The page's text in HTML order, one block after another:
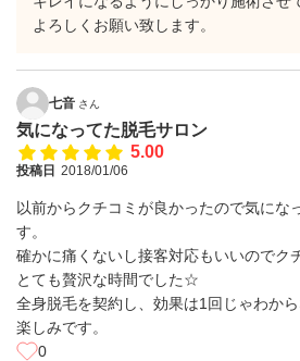
よろしくお願い致します。
七音 さん
気になってた脱毛サロン
5.00
投稿日 2018/01/06
以前からクチコミが良かったので気にな
す。
確かに痛くないし接客対応もいいのでク
とても贅沢な時間でした☆
全身脱毛を契約し、効果は1回じゃわか
楽しみです。
0